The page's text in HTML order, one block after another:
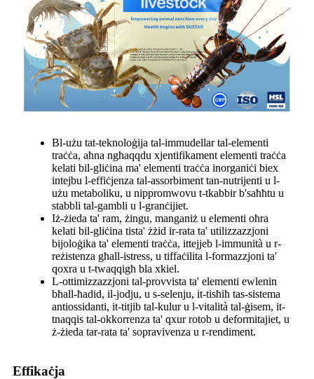
Bl-użu tat-teknoloġija tal-immudellar tal-elementi
traċċa, aħna ngħaqqdu xjentifikament elementi traċċa
kelati bil-gliċina ma' elementi traċċa inorganiċi biex
intejbu l-effiċjenza tal-assorbiment tan-nutrijenti u l-
użu metaboliku, u nippromwovu t-tkabbir b'saħħtu u
stabbli tal-gambli u l-granċijiet.
Iż-żieda ta' ram, żingu, manganiż u elementi oħra
kelati bil-gliċina tista' żżid ir-rata ta' utilizzazzjoni
bijoloġika ta' elementi traċċa, ittejjeb l-immunità u r-
reżistenza għall-istress, u tiffaċilita l-formazzjoni ta'
qoxra u t-twaqqigħ bla xkiel.
L-ottimizzazzjoni tal-provvista ta' elementi ewlenin
bħall-ħadid, il-jodju, u s-selenju, it-tisħiħ tas-sistema
antiossidanti, it-titjib tal-kulur u l-vitalità tal-ġisem, it-
tnaqqis tal-okkorrenza ta' qxur rotob u deformitajiet, u
ż-żieda tar-rata ta' sopravivenza u r-rendiment.
Effikaċja